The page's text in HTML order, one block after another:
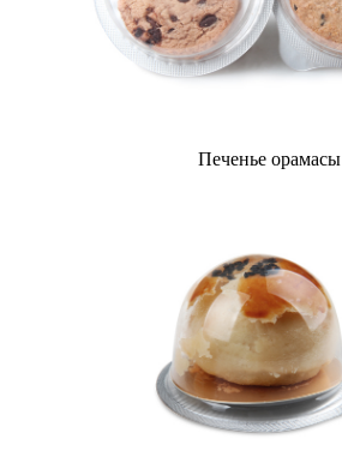
Печенье орамасы